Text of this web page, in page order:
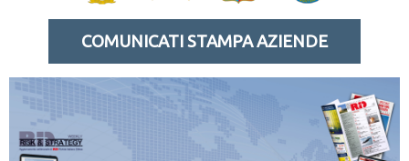
COMUNICATI STAMPA AZIENDE